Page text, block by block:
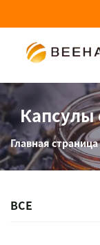
Капсулы
Главная страница
ВСЕ